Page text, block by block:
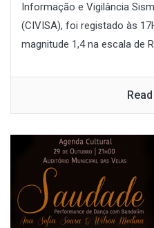
Informação e Vigilância
(CIVISA), foi registado às
magnitude 1,4 na escala de